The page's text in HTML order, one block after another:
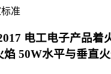
准
电工电子产品着
焰 50W水平与垂直